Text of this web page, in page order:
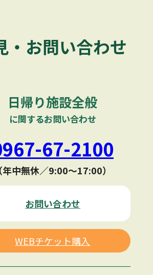
・お問い合わせ
日帰り施設全般
に関するお問い合わせ
67-2100
（年中無休／9:00〜17:00）
お問い合わせ
WEBチケット購入